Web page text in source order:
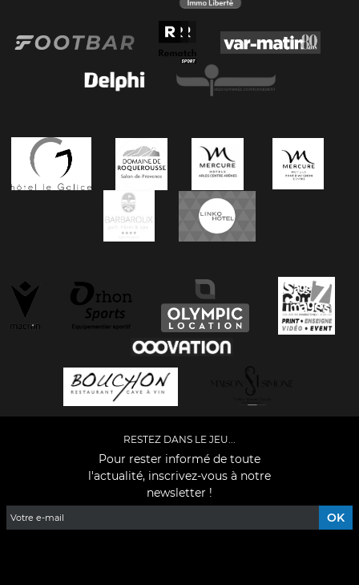
RESTEZ DANS LE JEU...
Pour rester informé de toute
l'actualité, inscrivez-vous à notre
newsletter !